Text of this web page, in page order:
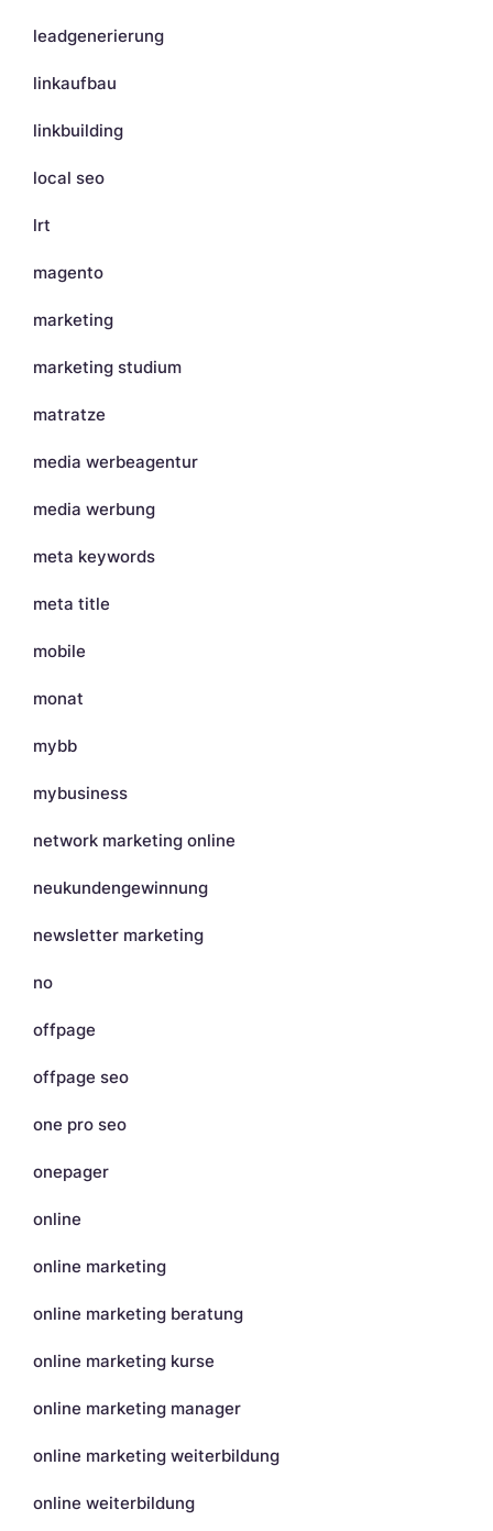
leadgenerierung
linkaufbau
linkbuilding
local seo
lrt
magento
marketing
marketing studium
matratze
media werbeagentur
media werbung
meta keywords
meta title
mobile
monat
mybb
mybusiness
network marketing online
neukundengewinnung
newsletter marketing
no
offpage
offpage seo
one pro seo
onepager
online
online marketing
online marketing beratung
online marketing kurse
online marketing manager
online marketing weiterbildung
online weiterbildung